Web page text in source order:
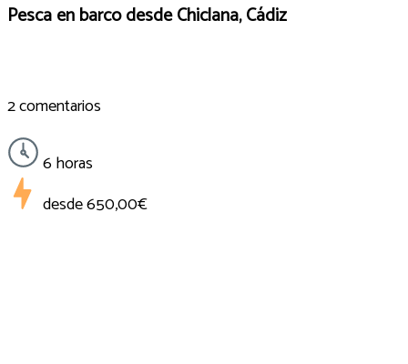
Pesca en barco desde Chiclana, Cádiz
2 comentarios
6 horas
desde650,00€